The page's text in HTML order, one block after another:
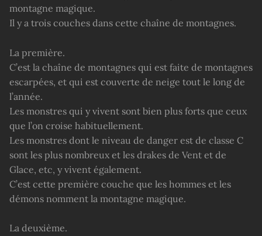
montagne magique.
Il y a trois couches dans cette chaîne de montagnes.
La première.
C’est la chaîne de montagnes qui est faite de montagnes
escarpées, et qui est couverte de neige tout le long de
l’année.
Les monstres qui y vivent sont bien plus forts que ceux
que l’on croise habituellement.
Les monstres dont le niveau de danger est de classe C
sont les plus nombreux et les drakes de Vent et de
Glace, etc, y vivent également.
C’est cette première couche que les hommes et les
démons nomment la montagne magique.
La deuxième.